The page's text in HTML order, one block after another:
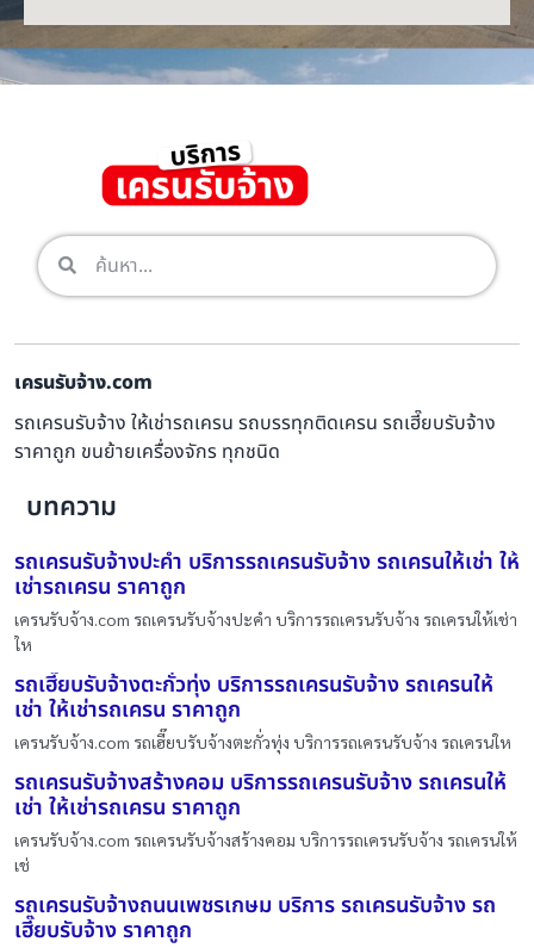
เครนรับจ้าง.com
รถเครนรับจ้าง ให้เช่ารถเครน รถบรรทุกติดเครน รถเฮี๊ยบรับจ้าง
ราคาถูก ขนย้ายเครื่องจักร ทุกชนิด
บทความ
รถเครนรับจ้างปะคำ บริการรถเครนรับจ้าง รถเครนให้เช่า ให้
เช่ารถเครน ราคาถูก
เครนรับจ้าง.com รถเครนรับจ้างปะคำ บริการรถเครนรับจ้าง รถเครนให้เช่า
ให
รถเฮี๊ยบรับจ้างตะกั่วทุ่ง บริการรถเครนรับจ้าง รถเครนให้
เช่า ให้เช่ารถเครน ราคาถูก
เครนรับจ้าง.com รถเฮี๊ยบรับจ้างตะกั่วทุ่ง บริการรถเครนรับจ้าง รถเครนให
รถเครนรับจ้างสร้างคอม บริการรถเครนรับจ้าง รถเครนให้
เช่า ให้เช่ารถเครน ราคาถูก
เครนรับจ้าง.com รถเครนรับจ้างสร้างคอม บริการรถเครนรับจ้าง รถเครนให้
เช่
รถเครนรับจ้างถนนเพชรเกษม บริการ รถเครนรับจ้าง รถ
เฮี๊ยบรับจ้าง ราคาถูก